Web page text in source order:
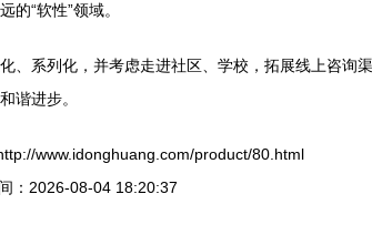
“软性”领域。
系列化，并考虑走进社区、学校，拓展线上咨询
谐进步。
www.idonghuang.com/product/80.html
：2026-08-04 18:20:37